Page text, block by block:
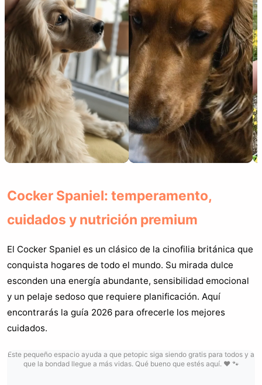
Cocker Spaniel: temperamento,
cuidados y nutrición premium
El Cocker Spaniel es un clásico de la cinofilia británica que
conquista hogares de todo el mundo. Su mirada dulce
esconden una energía abundante, sensibilidad emocional
y un pelaje sedoso que requiere planificación. Aquí
encontrarás la guía 2026 para ofrecerle los mejores
cuidados.
Este pequeño espacio ayuda a que petopic siga siendo gratis para todos y a
que la bondad llegue a más vidas. Qué bueno que estés aquí. ❤️ 🐾